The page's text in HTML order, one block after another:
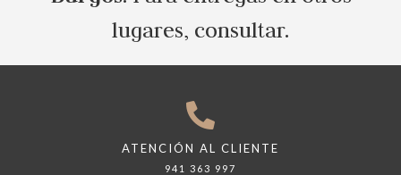
lugares, consultar.
ATENCIÓN AL CLIENTE
941 363 997